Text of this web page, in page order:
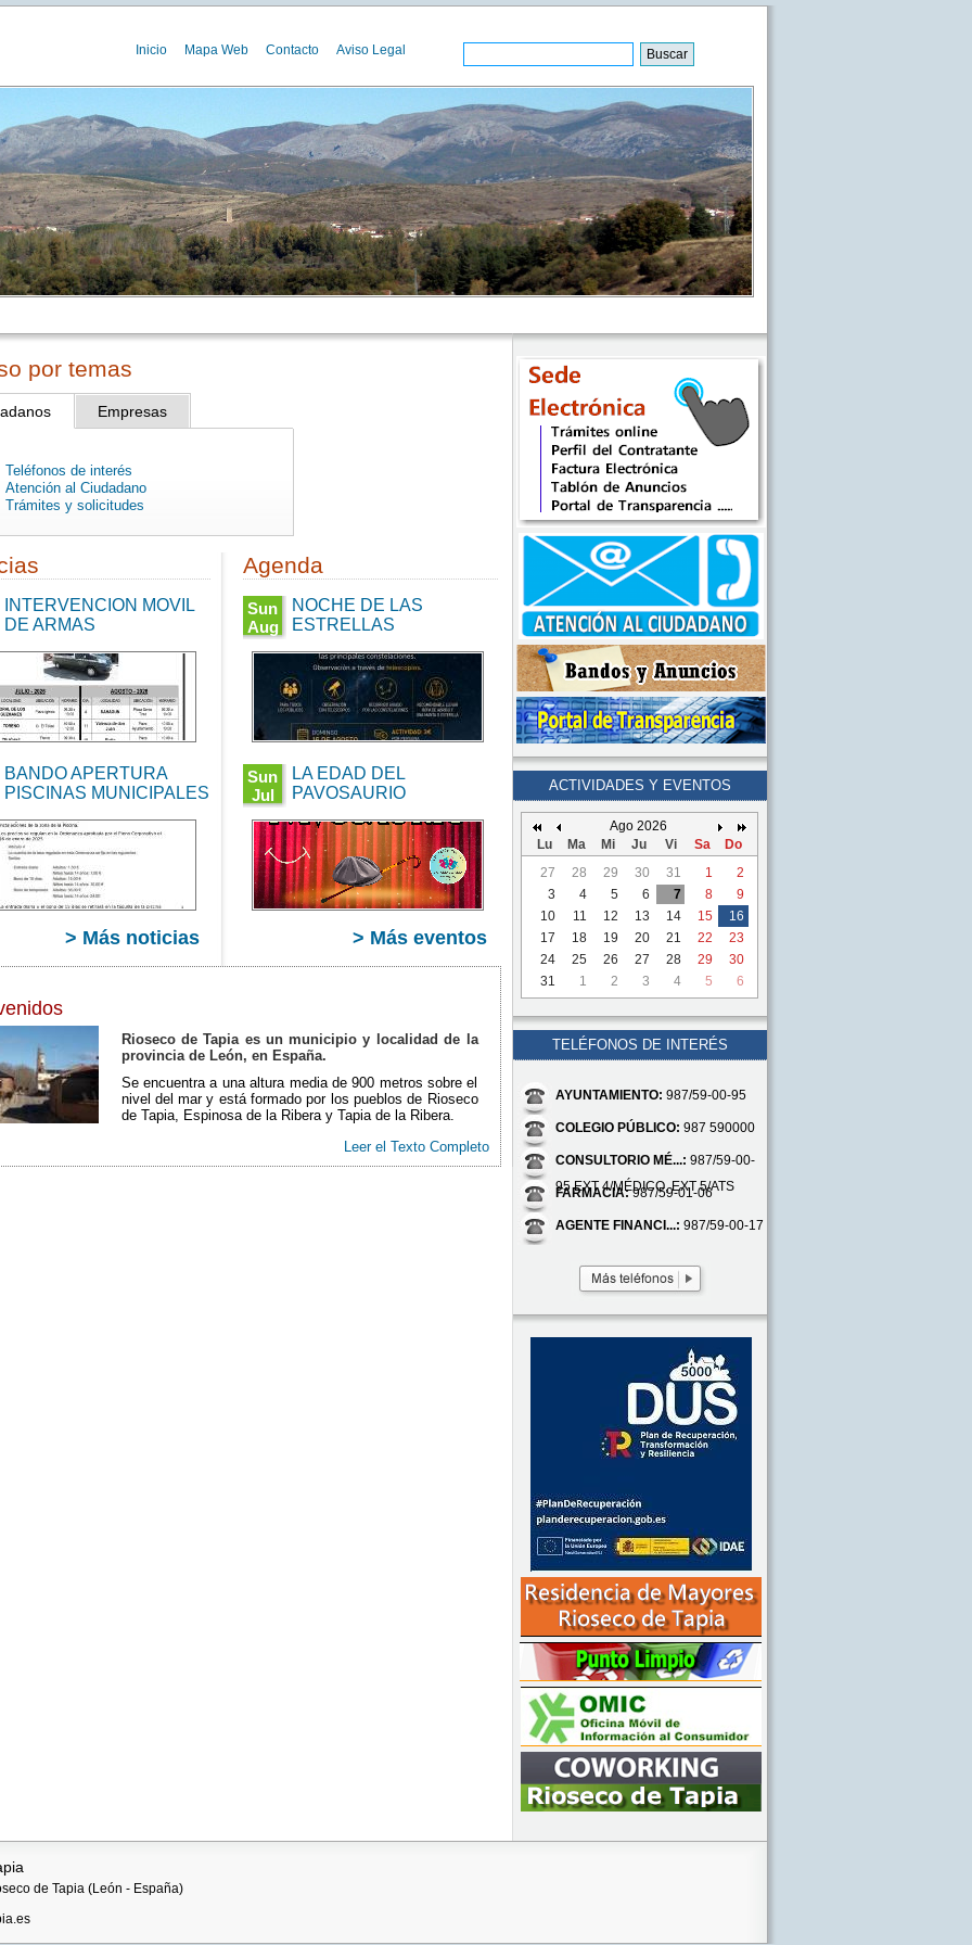
Inicio Mapa Web Contacto Aviso Legal
por temas
Empresas
Teléfonos de interés
Atención al Ciudadano
Trámites y solicitudes
INTERVENCION MOVIL
DE ARMAS
BANDO APERTURA
PISCINAS MUNICIPALES
> Más noticias
Agenda
Sun
Aug
CEST
Aug
16
CEST
2026
NOCHE DE LAS
ESTRELLAS
Sun
Jul
00:00:00
CEST
2026
Sun
Jul 12
00:00:00
LA EDAD DEL
PAVOSAURIO
> Más eventos
Rioseco de Tapia es un municipio y localidad de la
provincia de León, en España.
Se encuentra a una altura media de 900 metros sobre el
nivel del mar y está formado por los pueblos de Rioseco
de Tapia, Espinosa de la Ribera y Tapia de la Ribera.
Leer el Texto Completo
ACTIVIDADES Y EVENTOS
Ago 2026
Lu
Ma Mi Ju Vi Sa
Do
27
28 29 30 31 1
2
3
4 5 6 7 8
9
10
11 12 13 14 15
16
17
18 19 20 21 22
23
24
25 26 27 28 29
30
31
1 2 3 4 5 6
TELÉFONOS DE INTERÉS
AYUNTAMIENTO: 987/59-00-95
COLEGIO PÚBLICO: 987 590000
CONSULTORIO MÉ...: 987/59-00-
95 EXT 4/MÉDICO, EXT 5/ATS
FARMACIA:987/59-01-06
AGENTE FINANCI...: 987/59-00-17
de Tapia (León - España)